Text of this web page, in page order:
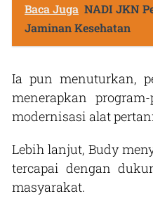
Baca Juga NADI JKN
Jaminan Kesehatan
Ia pun menuturkan,
menerapkan
modernisasi alat
Lebih lanjut, Budy
tercapai dengan
masyarakat.